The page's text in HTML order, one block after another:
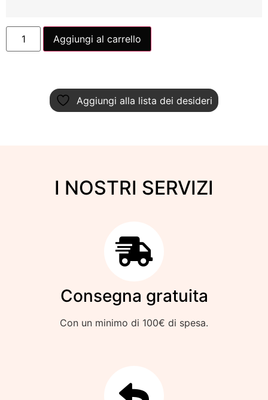
Aggiungi al carrello
Aggiungi alla lista dei desideri
I NOSTRI SERVIZI
Consegna gratuita
Con un minimo di 100€ di spesa.